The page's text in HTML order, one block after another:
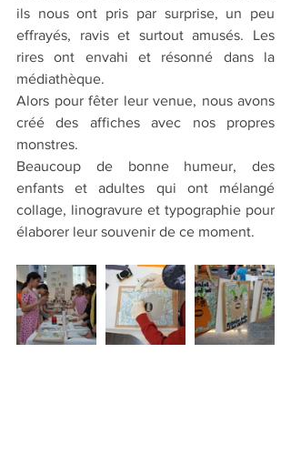
ils nous ont pris par surprise, un peu
effrayés, ravis et surtout amusés. Les
rires ont envahi et résonné dans la
médiathèque.
Alors pour fêter leur venue, nous avons
créé des affiches avec nos propres
monstres.
Beaucoup de bonne humeur, des
enfants et adultes qui ont mélangé
collage, linogravure et typographie pour
élaborer leur souvenir de ce moment.